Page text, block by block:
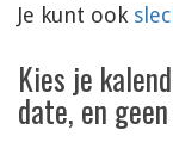
Je kunt ook
Kies je
date, en